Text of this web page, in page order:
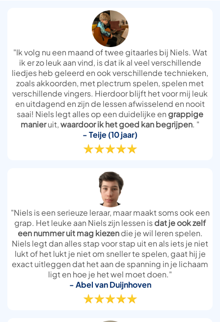
"Ik volg nu een maand of twee gitaarles bij Niels. Wat
ik er zo leuk aan vind, is dat ik al veel verschillende
liedjes heb geleerd en ook verschillende technieken,
zoals akkoorden, met plectrum spelen, spelen met
verschillende vingers. Hierdoor blijft het voor mij leuk
en uitdagend en zijn de lessen afwisselend en nooit
saai! Niels legt alles op een duidelijke en grappige
manieruit,waardoor ik het goed kan begrijpen. "
- Teije (10 jaar)
"Niels is een serieuze leraar, maar maakt soms ook een
grap. Het leuke aan Niels zijn lessen isdat je ook zelf
een nummer uit mag kiezendie je wil leren spelen.
Niels legt dan alles stap voor stap uit en als iets je niet
lukt of het lukt je niet om sneller te spelen, gaat hij je
exact uitleggen dat het aan de spanning in je lichaam
ligt en hoe je het wel moet doen."
- Abel van Duijnhoven